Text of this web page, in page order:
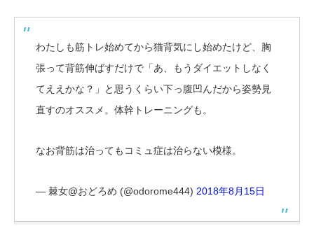
わたしも筋トレ始めてから猫背気にし始めたけど、胸
張って背筋伸ばすだけで「あ、もうダイエットしなく
てええかな？」と思うくらい下っ腹凹んだから姿勢見
直すのオススメ。体幹トレーニングも。
なお背筋は治ってもコミュ症は治らない模様。
— 棘女@おどろめ (@odorome444) 2018年8月15日